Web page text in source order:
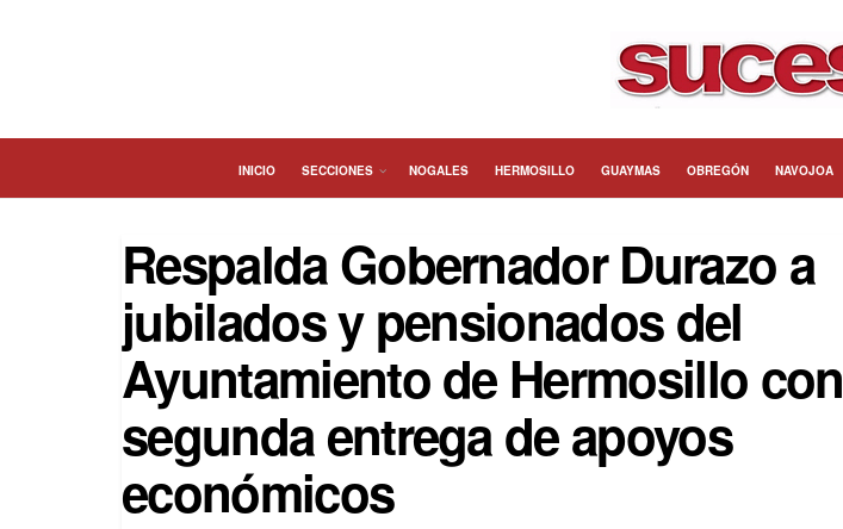
INICIO SECCIONES NOGALES HERMOSILLO GUAYMAS OBREGÓN NAVOJOA
Respalda Gobernador Durazo a
jubilados y pensionados del
Ayuntamiento de Hermosillo con
segunda entrega de apoyos
económicos